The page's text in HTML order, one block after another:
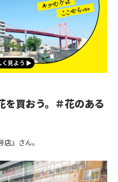
を買おう。＃花のある
』さん。